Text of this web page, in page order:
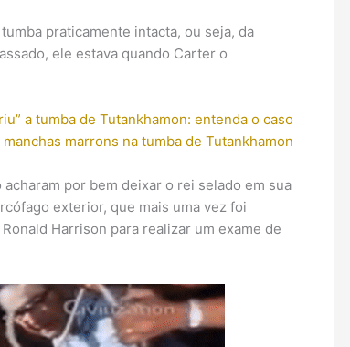
praticamente intacta, ou seja, da
ele estava quando Carter o
a tumba de Tutankhamon: entenda o caso
marrons na tumba de Tutankhamon
por bem deixar o rei selado em sua
exterior, que mais uma vez foi
Harrison para realizar um exame de